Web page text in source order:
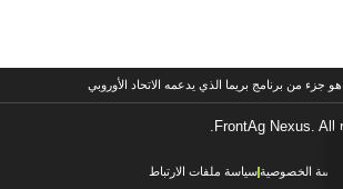
جزء من برنامج بريما الذي يدعمه الاتحاد الأوروبي
سياسة الخصوصيةسياسة ملفات الارتباط